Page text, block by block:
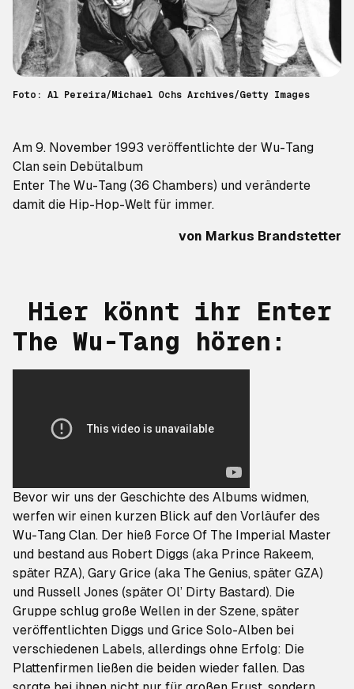
Foto: Al Pereira/Michael Ochs Archives/Getty Images
Am 9. November 1993 veröffentlichte der Wu-Tang
Clan sein Debütalbum
Enter The Wu-Tang (36 Chambers) und veränderte
damit die Hip-Hop-Welt für immer.
von Markus Brandstetter
Hier könnt ihr Enter
The Wu-Tang hören:
Bevor wir uns der Geschichte des Albums widmen,
werfen wir einen kurzen Blick auf den Vorläufer des
Wu-Tang Clan. Der hieß Force Of The Imperial Master
und bestand aus Robert Diggs (aka Prince Rakeem,
später RZA), Gary Grice (aka The Genius, später GZA)
und Russell Jones (später Ol’ Dirty Bastard). Die
Gruppe schlug große Wellen in der Szene, später
veröffentlichten Diggs und Grice Solo-Alben bei
verschiedenen Labels, allerdings ohne Erfolg: Die
Plattenfirmen ließen die beiden wieder fallen. Das